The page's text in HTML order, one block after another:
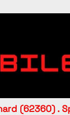
(62360) .